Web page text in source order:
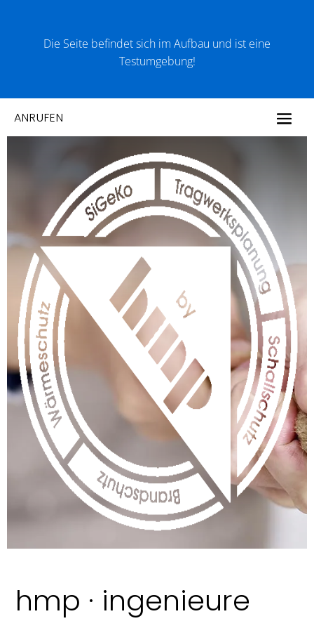
Die Seite befindet sich im Aufbau und ist eine
Testumgebung!
ANRUFEN
hmp · ingenieure